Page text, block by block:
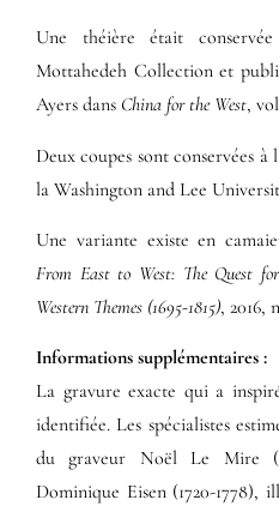
Une théière était
Mottahedeh Collection et
Ayers dans China for the West,
Deux coupes sont conservées
la Washington and Lee
Une variante existe en
From East to West: The Quest
Western Themes (1695-1815), 2016,
Informations supplémentaires​ :​
La gravure exacte qui a
identifiée. Les spécialistes
du graveur Noël Le Mire
Dominique Eisen (1720-